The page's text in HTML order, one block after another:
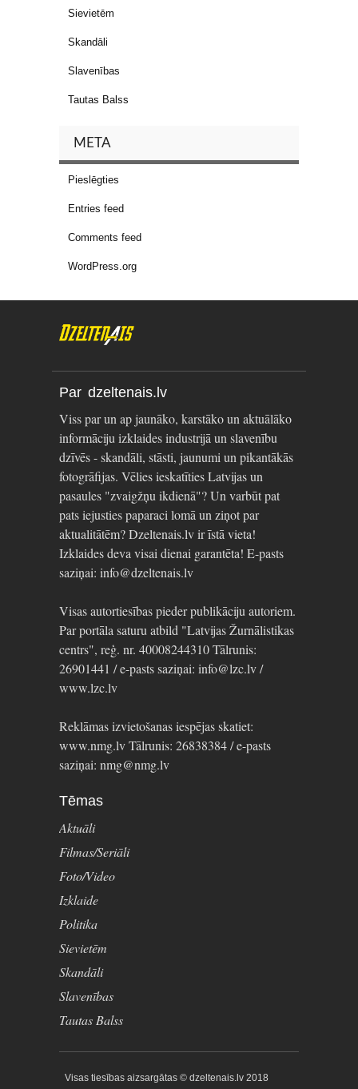
Sievietēm
Skandāli
Slavenības
Tautas Balss
META
Pieslēgties
Entries feed
Comments feed
WordPress.org
Par dzeltenais.lv
Viss par un ap jaunāko, karstāko un aktuālāko
informāciju izklaides industrijā un slavenību
dzīvēs - skandāli, stāsti, jaunumi un pikantākās
fotogrāfijas. Vēlies ieskatīties Latvijas un
pasaules "zvaigžņu ikdienā"? Un varbūt pat
pats iejusties paparaci lomā un ziņot par
aktualitātēm? Dzeltenais.lv ir īstā vieta!
Izklaides deva visai dienai garantēta! E-pasts
saziņai: info@dzeltenais.lv
Visas autortiesības pieder publikāciju autoriem.
Par portāla saturu atbild "Latvijas Žurnālistikas
centrs", reģ. nr. 40008244310 Tālrunis:
26901441 / e-pasts saziņai: info@lzc.lv /
www.lzc.lv
Reklāmas izvietošanas iespējas skatiet:
www.nmg.lv Tālrunis: 26838384 / e-pasts
saziņai: nmg@nmg.lv
Tēmas
Aktuāli
Filmas/Seriāli
Foto/Video
Izklaide
Politika
Sievietēm
Skandāli
Slavenības
Tautas Balss
Visas tiesības aizsargātas © dzeltenais.lv 2018